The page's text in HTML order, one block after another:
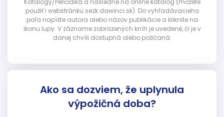
použiť i webstránku sezk.dawinci.sk). Do vyhľadávacieho
poľa napíšte autora alebo názov publikácie a kliknite na
ikonu lupy. V zázname zobrazených kníh je uvedené, či je v
danej chvíli dostupná alebo požičaná.
Ako sa dozviem, že uplynula
výpožičná doba?